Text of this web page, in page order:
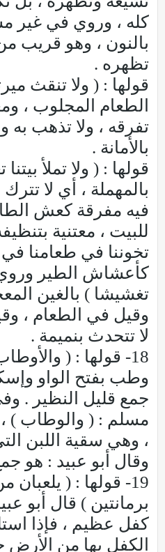
كله ، وروي في غير
بالنون ، وهو قريب
تظهره .
قولها : ( ولا تنقث
الطعام المجلوب ،
تفرقه ، ولا تذهب به
بالأمانة .
قولها : ( ولا تملأ
بالمهملة ، أي لا
فيه مفرقة كعش
للبيت ، معتنية
تخوننا في طعامنا في
كأعشاش الطير
تغشيشا ) بالغين
وقيل في الطعام ،
لا تتحدث بنميمة .
18- قولها : (
وطب بفتح الواو
جمع قليل النظير .
مسلم : ( والوطاب ) ،
، وهي سقية اللبن
وقال أبو عبيد : هو
19- قولها : (
برمانتين ) قال أبو
كفل عظيم ، فإذا
الكفل بها من الأرض